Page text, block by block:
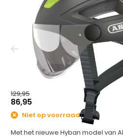
129,95
86,95
Niet op voorraad
Met het nieuwe Hyban model van